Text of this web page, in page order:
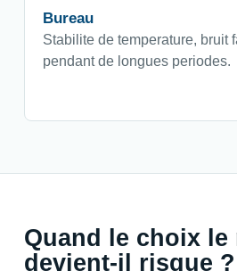
Bureau
Stabilite de temperature, bruit
pendant de longues periodes.
Quand le choix le
devient-il risque ?